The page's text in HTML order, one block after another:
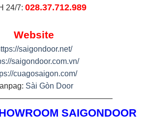
24/7: 028.37.712.989
Website
saigondoor.net/
saigondoor.com.vn/
cuagosaigon.com/
Sài Gòn Door
SAIGONDOOR